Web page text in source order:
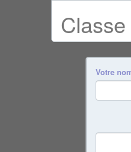
Votre